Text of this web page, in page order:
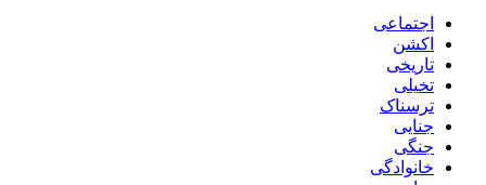
اجتماعی
اکشن
تاریخی
تخیلی
ترسناک
جنایی
جنگی
خانوادگی